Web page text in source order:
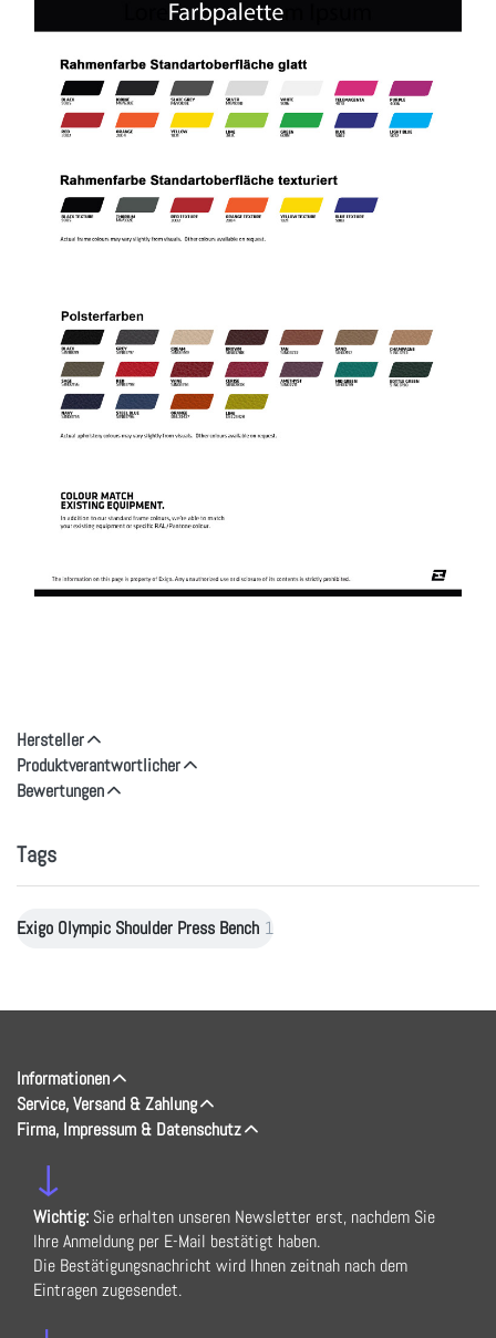
Hersteller
Produktverantwortlicher
Bewertungen
Tags
Exigo Olympic Shoulder Press Bench 1
Informationen
Service, Versand & Zahlung
Firma, Impressum & Datenschutz
↓
Wichtig: Sie erhalten unseren Newsletter erst, nachdem Sie
Ihre Anmeldung per E-Mail bestätigt haben.
Die Bestätigungsnachricht wird Ihnen zeitnah nach dem
Eintragen zugesendet.